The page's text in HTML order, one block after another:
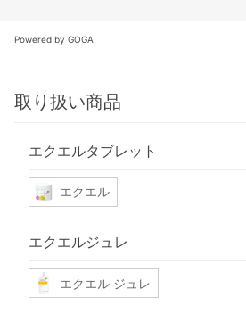
Powered by GOGA
取り扱い商品
エクエルタブレット
エクエル
エクエルジュレ
エクエル ジュレ